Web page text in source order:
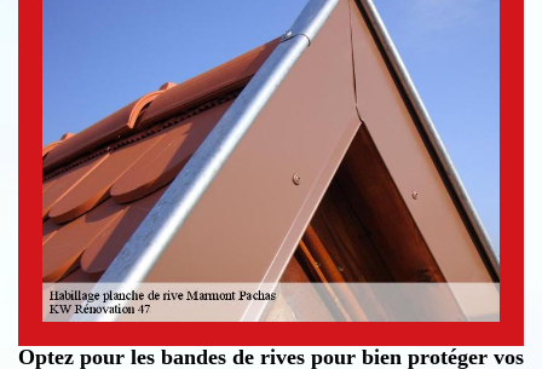
Optez pour les bandes de rives pour bien protéger vos